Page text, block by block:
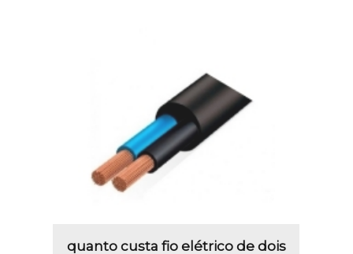
quanto custa fio elétrico de dois